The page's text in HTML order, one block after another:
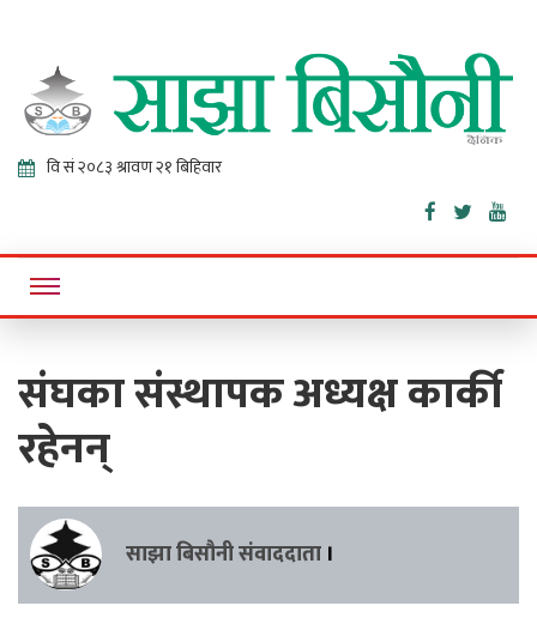
Sajha
Bisaunee
Online News Portal
संघका संस्थापक अध्यक्ष कार्की
रहेनन्
साझा बिसौनी संवाददाता ।